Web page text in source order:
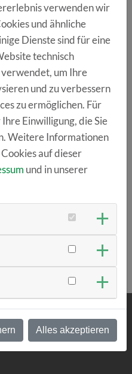
informiert die LfA auch
sowie
kannst du direkt Kontakt
LfA aufnehmen.
verwenden wir
und ähnliche
Dienste sind für eine
technisch
um Ihre
und zu verbessern
zu ermöglichen. Für
Einwilligung, die Sie
Weitere Informationen
auf dieser
und in unserer
Alles akzeptieren